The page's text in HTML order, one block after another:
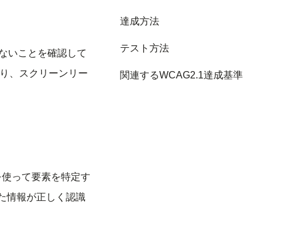
達成方法
テスト方法
関連するWCAG2.1達成基準
いことを確認して
、スクリーンリー
って要素を特定す
情報が正しく認識